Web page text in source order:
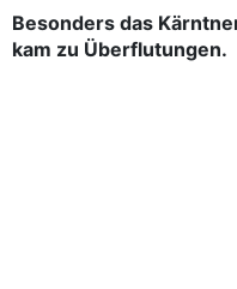
Besonders das
kam zu Überflutungen.